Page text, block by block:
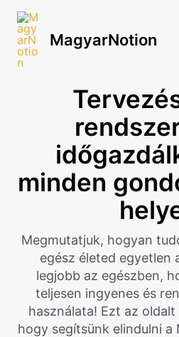
Skip
content
MagyarNotion
minden
Megmutatjuk, hogyan
egész életed egyetlen
legjobb az egészben,
teljesen ingyenes és
használata! Ezt az
hogy segítsünk elindulni a